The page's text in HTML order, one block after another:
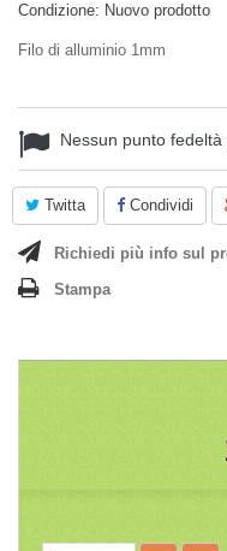
Condizione: Nuovo prodotto
Filo di alluminio 1mm
Nessun punto
Twitta Condividi
Richiedi più info sul
Stampa